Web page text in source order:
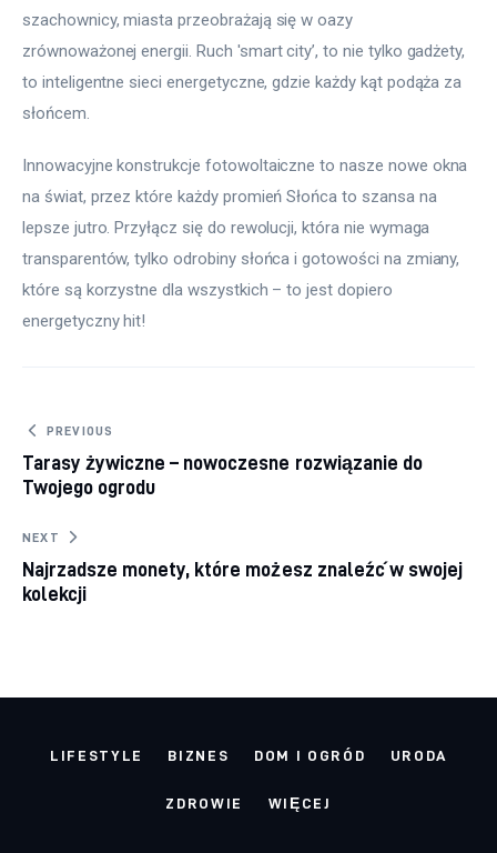
szachownicy, miasta przeobrażają się w oazy
zrównoważonej energii. Ruch 'smart city’, to nie tylko gadżety,
to inteligentne sieci energetyczne, gdzie każdy kąt podąża za
słońcem.
Innowacyjne konstrukcje fotowoltaiczne to nasze nowe okna
na świat, przez które każdy promień Słońca to szansa na
lepsze jutro. Przyłącz się do rewolucji, która nie wymaga
transparentów, tylko odrobiny słońca i gotowości na zmiany,
które są korzystne dla wszystkich – to jest dopiero
energetyczny hit!
Nawigacja wpisu
PREVIOUS
Tarasy żywiczne – nowoczesne rozwiązanie do
Twojego ogrodu
NEXT
Najrzadsze monety, które możesz znaleźć w swojej
kolekcji
LIFESTYLE BIZNES DOM I OGRÓD URODA
ZDROWIE WIĘCEJ